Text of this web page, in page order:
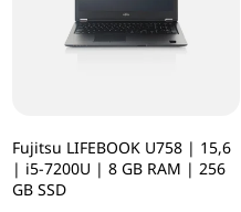
Fujitsu LIFEBOOK U758 | 15,6
| i5-7200U | 8 GB RAM | 256
GB SSD